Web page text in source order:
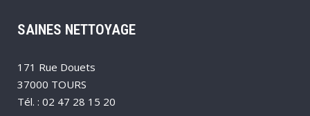
SAINES NETTOYAGE
171 Rue Douets
37000 TOURS
Tél. : 02 47 28 15 20